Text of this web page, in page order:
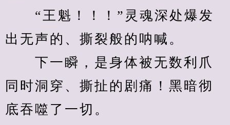
“王魁！！！”灵魂深处爆发
出无声的、撕裂般的呐喊。
下一瞬，是身体被无数利爪
同时洞穿、撕扯的剧痛！黑暗彻
底吞噬了一切。